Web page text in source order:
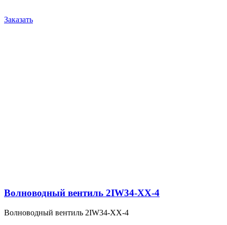
Заказать
Волноводный вентиль 2IW34-XX-4
Волноводный вентиль 2IW34-XX-4